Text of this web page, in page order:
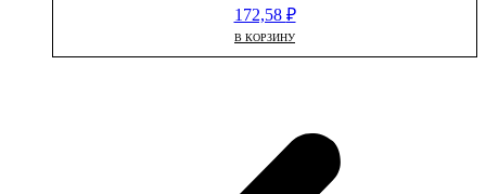
172,58 ₽
В КОРЗИНУ